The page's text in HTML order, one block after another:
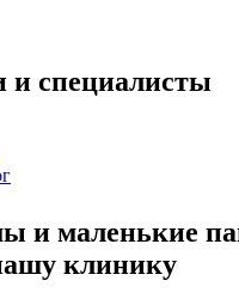
специалисты
и маленькие
клинику